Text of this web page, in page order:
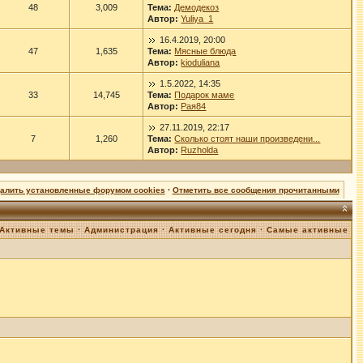
48 3,009
Тема: Демодекоз
Автор: Yuliya_1
47 1,635
16.4.2019, 20:00
Тема: Мясные блюда
Автор: kioduliana
33 14,745
1.5.2022, 14:35
Тема: Подарок маме
Автор: Рая84
7 1,260
27.11.2019, 22:17
Тема: Сколько стоят наши произведени...
Автор: Ruzholda
установленные форумом cookies · Отметить все сообщения прочитанными
Активные темы ·Администрация ·Активные сегодня ·Самые активные